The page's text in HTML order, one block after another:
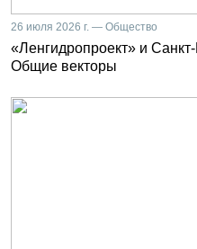
26 июля 2026 г. — Общество
«Ленгидропроект» и
Общие векторы